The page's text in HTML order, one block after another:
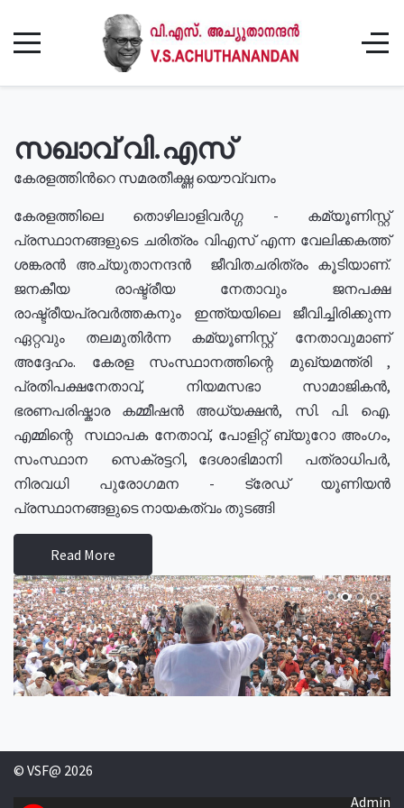
സഖാവ് വി.എസ്
കേരളത്തിൻറെ സമരതീക്ഷ്ണ യൌവ്വനം
കേരളത്തിലെ തൊഴിലാളിവർഗ്ഗ - കമ്യൂണിസ്റ്റ്
പ്രസ്ഥാനങ്ങളുടെ ചരിത്രം വിഎസ് എന്ന വേലിക്കകത്ത്
ശങ്കരൻ അച്യുതാനന്ദൻ ജീവിതചരിത്രം കൂടിയാണ്.
ജനകീയ രാഷ്ട്രീയ നേതാവും ജനപക്ഷ
രാഷ്ട്രീയപ്രവർത്തകനും ഇന്ത്യയിലെ ജീവിച്ചിരിക്കുന്ന
ഏറ്റവും തലമുതിർന്ന കമ്യൂണിസ്റ്റ് നേതാവുമാണ്
അദ്ദേഹം. കേരള സംസ്ഥാനത്തിന്റെ മുഖ്യമന്ത്രി ,
പ്രതിപക്ഷനേതാവ്, നിയമസഭാ സാമാജികൻ,
ഭരണപരിഷ്കാര കമ്മീഷൻ അധ്യക്ഷൻ, സി. പി. ഐ.
എമ്മിന്റെ സഥാപക നേതാവ്, പോളിറ്റ് ബ്യുറോ അംഗം,
സംസ്ഥാന സെക്രട്ടറി, ദേശാഭിമാനി പത്രാധിപർ,
നിരവധി പുരോഗമന - ട്രേഡ് യൂണിയൻ
പ്രസ്ഥാനങ്ങളുടെ നായകത്വം തുടങ്ങി
Read More
© VSF@ 2026
Admin